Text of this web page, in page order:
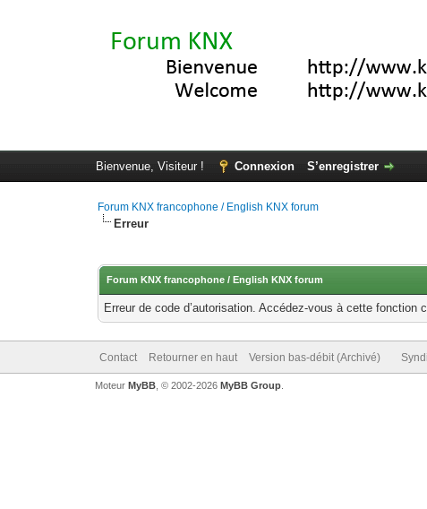
Bienvenue, Visiteur ! Connexion S’enregistrer
Forum KNX francophone / English KNX forum
Erreur
Forum KNX francophone / English KNX forum
Erreur de code d’autorisation. Accédez-vous à cette fonction
Contact Retourner en haut Version bas-débit (Archivé)
Moteur MyBB, © 2002-2026 MyBB Group.